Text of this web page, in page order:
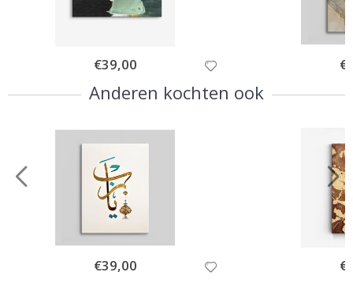
Special
Price
€39,00
Anderen kochten ook
Special
Price
€39,00